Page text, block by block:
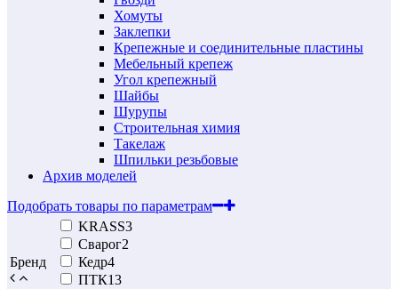
Хомуты
Заклепки
Крепежные и соединительные пластины
Мебельный крепеж
Угол крепежный
Шайбы
Шурупы
Строительная химия
Такелаж
Шпильки резьбовые
Архив моделей
Подобрать товары по параметрам
Бренд
KRASS3
Сварог2
Кедр4
ПТК13